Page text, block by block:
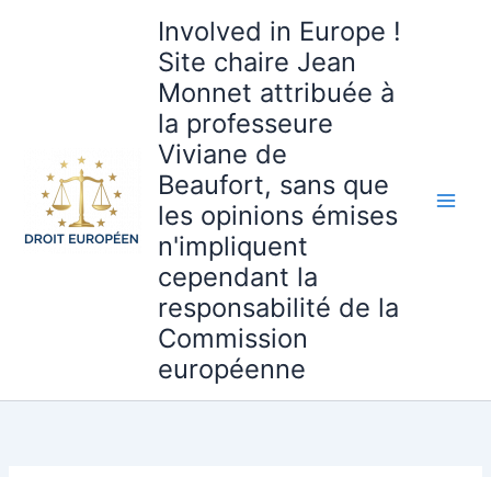
Involved in Europe !
Site chaire Jean
Monnet attribuée à
la professeure
Viviane de
Beaufort, sans que
les opinions émises
n'impliquent
cependant la
responsabilité de la
Commission
européenne